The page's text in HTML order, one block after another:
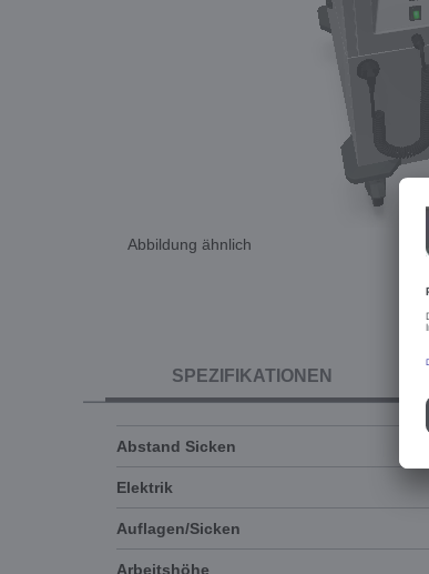
Abbildung ähnlich
SPEZIFIKATIONEN
Abstand Sicken
Elektrik
Auflagen/Sicken
Arbeitshöhe